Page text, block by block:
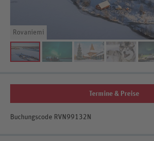
Rovaniemi
Termine & Preise
Buchungscode RVN99132N